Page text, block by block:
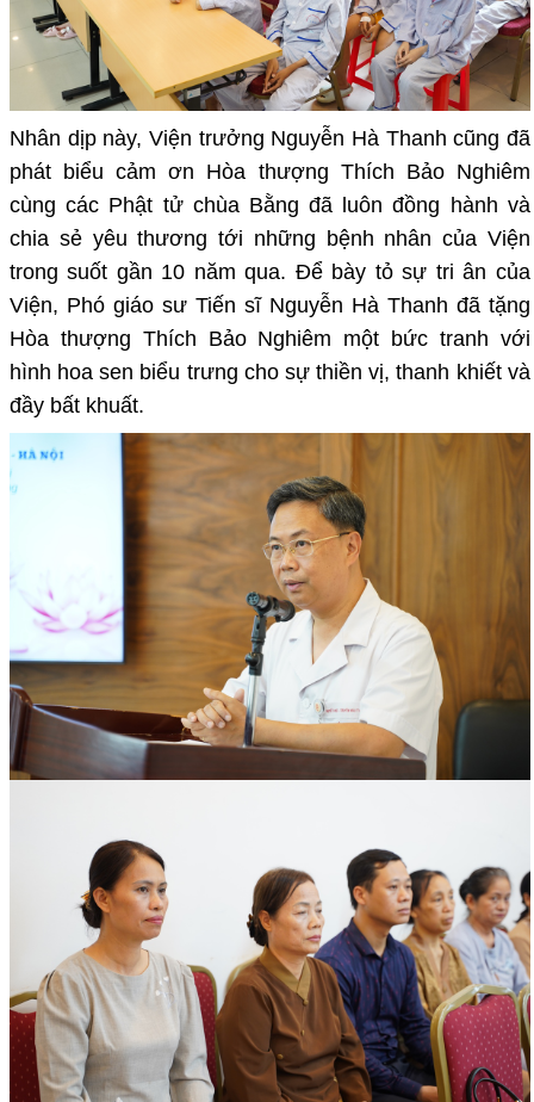
Nhân dịp này, Viện trưởng Nguyễn Hà Thanh cũng đã
phát biểu cảm ơn Hòa thượng Thích Bảo Nghiêm
cùng các Phật tử chùa Bằng đã luôn đồng hành và
chia sẻ yêu thương tới những bệnh nhân của Viện
trong suốt gần 10 năm qua. Để bày tỏ sự tri ân của
Viện, Phó giáo sư Tiến sĩ Nguyễn Hà Thanh đã tặng
Hòa thượng Thích Bảo Nghiêm một bức tranh với
hình hoa sen biểu trưng cho sự thiền vị, thanh khiết và
đầy bất khuất.